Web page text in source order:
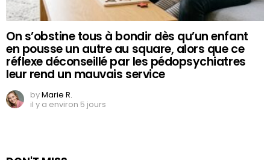
On s’obstine tous à bondir dès qu’un enfant
en pousse un autre au square, alors que ce
réflexe déconseillé par les pédopsychiatres
leur rend un mauvais service
byMarie R.
il y a environ 5 jours